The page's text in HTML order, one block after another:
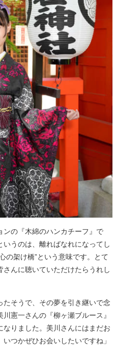
の『木綿のハンカチーフ』で
うのは、離ればなれになってし
の架け橋”という意味です。とて
んに聴いていただけたらうれし
そうで、その夢を引き継いで念
憲一さんの『柳ヶ瀬ブルース』
りました。美川さんにはまだお
つかぜひお会いしたいですね」